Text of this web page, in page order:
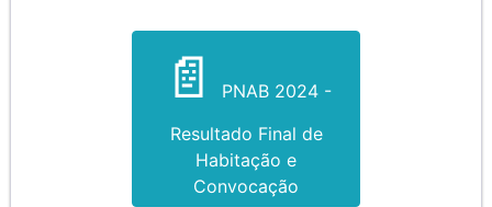
PNAB 2024 -
Resultado Final de
Habitação e
Convocação